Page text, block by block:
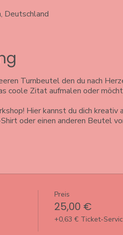
Deutschland
Turnbeutel den du nach
coole Zitat aufmalen oder
Hier kannst du dich
oder einen anderen Beutel
Preis
25,00 €
+0,63 € Ticket-